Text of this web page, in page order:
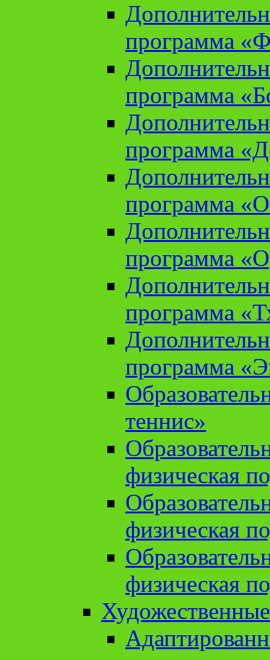
программа
программа
программа
программа
программа
программа
программа
теннис»
физическая
физическая
физическая
Художественные